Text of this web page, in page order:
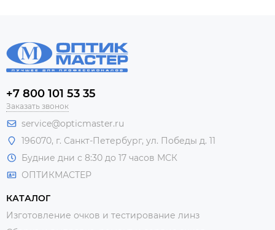
+7 800 101 53 35
Заказать звонок
service@opticmaster.ru
196070, г. Санкт-Петербург, ул. Победы д. 11
Будние дни с 8:30 до 17 часов МСК
ОПТИКМАСТЕР
КАТАЛОГ
Изготовление очков и тестирование линз